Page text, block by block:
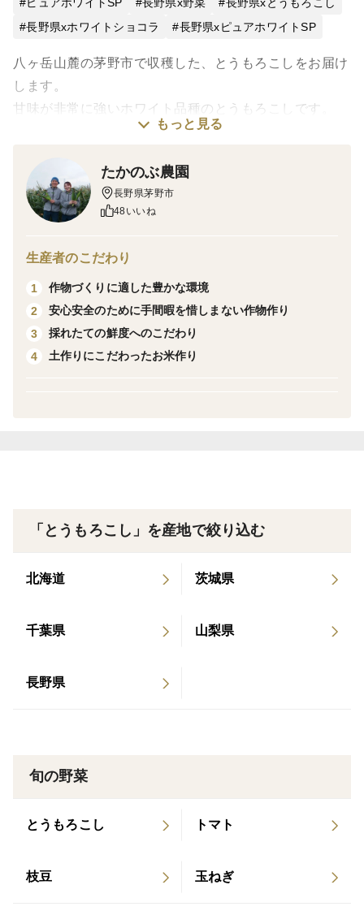
長野県xホワイトショコラ
長野県xピュアホワイトSP
八ヶ岳山麓の茅野市で収穫した、とうもろこしをお届け
します。
甘味が非常に強いホワイト品種のとうもろこしです。
だ空気と雪解けの豊富な水に恵まれた場所にあります。
晴天率が高く朝晩の寒暖差が大きいため、とうもろこし
の甘味を引き出してくれます。
穫し、その日のうちに出荷致します。
採れたての美味しさをご家庭でぜひご賞味ください。
◎品種のご紹介
一粒かじった瞬間に広がる、みずみずしい甘さ。
り添いながら、安心してたくさん食べていただける作物
甘さとジューシーさ。
しっかりと引き立ちます。
そんな思いを込めて育てた、季節限定のホワイトコー
7月下旬より順次発送を予定しています。
もっと見る
たかのぶ農園
長野県茅野市
48いいね
生産者のこだわり
1
作物づくりに適した豊かな環境
2
安心安全のために手間暇を惜しまない作物作り
3
採れたての鮮度へのこだわり
4
土作りにこだわったお米作り
「とうもろこし」を産地で絞り込む
北海道 茨城県
千葉県 山梨県
長野県
旬の野菜
とうもろこし トマト
枝豆 玉ねぎ